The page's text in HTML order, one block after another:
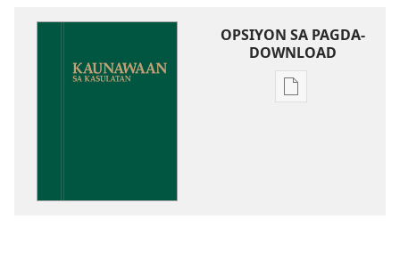
OPSIYON SA PAGDA-
DOWNLOAD
Opsiyon